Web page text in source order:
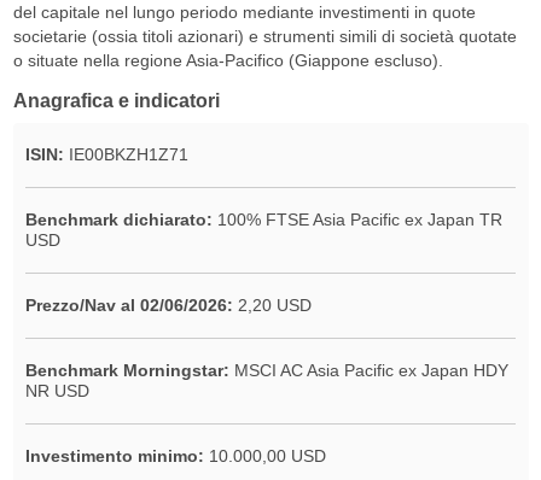
del capitale nel lungo periodo mediante investimenti in quote
societarie (ossia titoli azionari) e strumenti simili di società quotate
o situate nella regione Asia-Pacifico (Giappone escluso).
Anagrafica e indicatori
ISIN: IE00BKZH1Z71
Benchmark dichiarato: 100% FTSE Asia Pacific ex Japan TR
USD
Prezzo/Nav al 02/06/2026: 2,20 USD
Benchmark Morningstar: MSCI AC Asia Pacific ex Japan HDY
NR USD
Investimento minimo: 10.000,00 USD